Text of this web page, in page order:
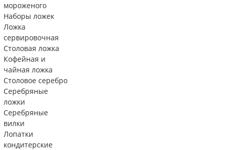
мороженого
Наборы ложек
Ложка
сервировочная
Столовая ложка
Кофейная и
чайная ложка
Столовое серебро
Серебряные
ложки
Серебряные
вилки
Лопатки
кондитерские